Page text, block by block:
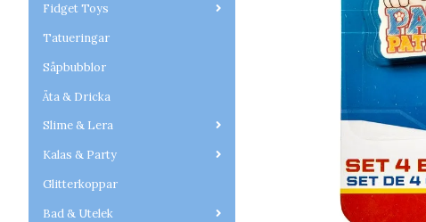
Fidget Toys
Tatueringar
Såpbubblor
Äta & Dricka
Slime & Lera
Kalas & Party
Glitterkoppar
Bad & Utelek